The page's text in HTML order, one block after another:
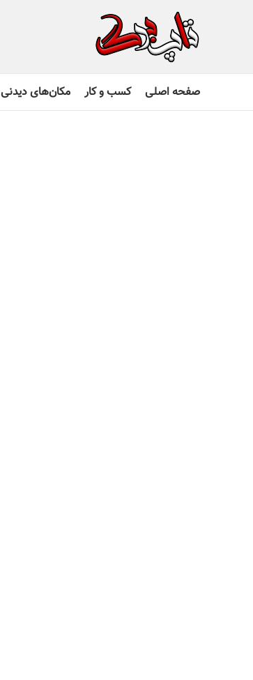
صفحه اصلی کسب و کار مکان‌های دیدنی